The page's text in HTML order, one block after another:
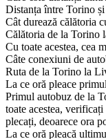
Distanța între Torino
Cât durează călătoria
Călătoria de la Torino
Cu toate acestea, cea
Câte conexiuni de
Ruta de la Torino la
La ce oră pleace
Primul autobuz de la
toate acestea,
plecați, deoarece ora
La ce oră pleacă